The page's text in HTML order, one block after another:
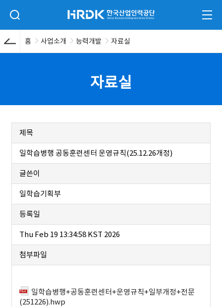
검색 입력폼 열기 HRDK 한국산업인력공단 전체
홈 사업소개 능력개발 자료실
자료실
제목
일학습병행 공동훈련센터 운영규칙(25.12.26개정)
글쓴이
일학습기획부
등록일
Thu Feb 19 13:34:58 KST 2026
첨부파일
일학습병행+공동훈련센터+운영규칙+일부개정+전문
(251226).hwp